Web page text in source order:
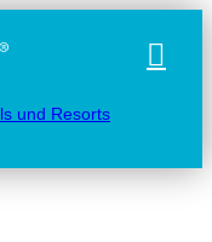
und Resorts